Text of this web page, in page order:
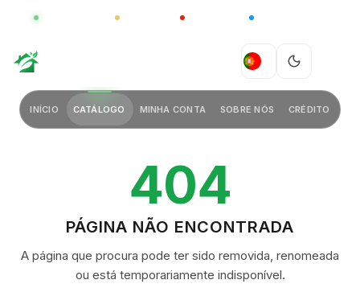
GLOBAL CHINA
PT
INÍCIO CATÁLOGO MINHA CONTA SOBRE NÓS CRÉDITO
404
PÁGINA NÃO ENCONTRADA
A página que procura pode ter sido removida, renomeada
ou está temporariamente indisponível.